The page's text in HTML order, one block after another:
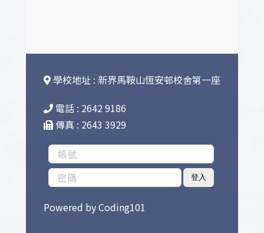
學校地址 : 新界馬鞍山恆安邨校舍第一座
電話 : 2642 9186
傳真 : 2643 3929
登入
Powered byCoding101